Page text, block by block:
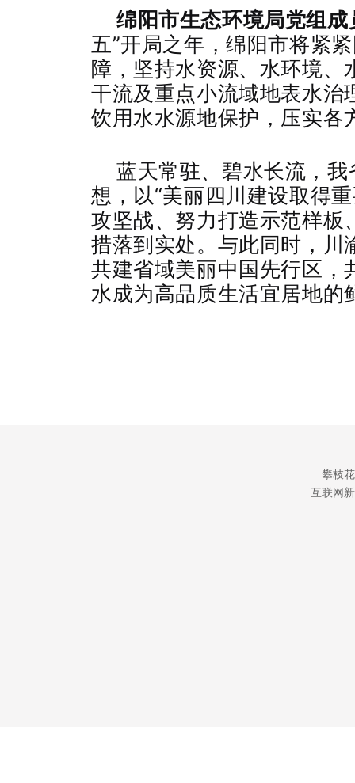
绵阳市生态环境局党组
五”开局之年，绵阳市将紧
障，坚持水资源、水环境、
干流及重点小流域地表水治
饮用水水源地保护，压实各
蓝天常驻、碧水长流，
想，以“美丽四川建设取得
攻坚战、努力打造示范样板
措落到实处。与此同时，川
共建省域美丽中国先行区，
水成为高品质生活宜居地的
攀枝
互联网